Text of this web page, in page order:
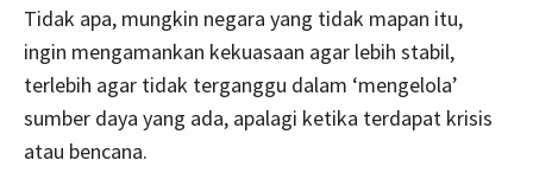
Tidak apa, mungkin negara yang tidak mapan itu,
ingin mengamankan kekuasaan agar lebih stabil,
terlebih agar tidak terganggu dalam ‘mengelola’
sumber daya yang ada, apalagi ketika terdapat krisis
atau bencana.